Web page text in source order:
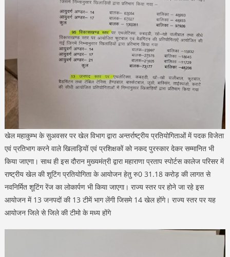
खेल महाकुम्भ के सुअवसर पर खेल विभाग द्वारा अन्तर्राष्ट्रीय प्रतियोगिताओं में पदक विजेता
एवं प्रतिभाग करने वाले खिलाड़ियों एवं प्रशिक्षकों को नकद पुरस्कार देकर सम्मानित भी
किया जाएगा। साथ ही इस दौरान मुख्यमंत्री द्वारा महाराणा प्रताप स्पोर्टस कालेज परिसर में
राष्ट्रीय खेल की शूटिंग प्रतियोगिता के आयोजन हेतु रु0 31.18 करोड़ की लागत से
नवनिर्मित शूटिंग रेंज का लोकार्पण भी किया जाएगा। राज्य स्तर पर होने जा रहे इस
आयोजन में 13 जनपदों की 13 टीमें भाग लेंगी जिसमे 14 खेल होंगे। राज्य स्तर पर यह
आयोजन जिले से जिले की टीमो के मध्य होंगे